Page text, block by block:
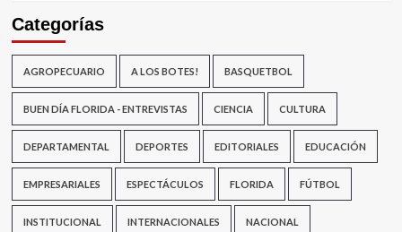
Categorías
AGROPECUARIO A LOS BOTES! BASQUETBOL
BUEN DÍA FLORIDA - ENTREVISTAS CIENCIA CULTURA
DEPARTAMENTAL DEPORTES EDITORIALES EDUCACIÓN
EMPRESARIALES ESPECTÁCULOS FLORIDA FÚTBOL
INSTITUCIONAL INTERNACIONALES NACIONAL